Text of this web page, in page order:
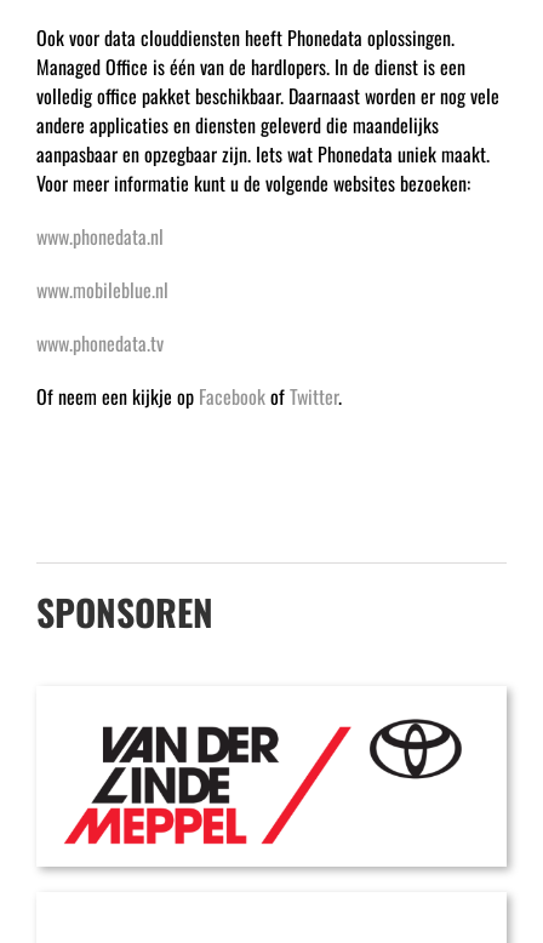
Ook voor data clouddiensten heeft Phonedata oplossingen.
Managed Office is één van de hardlopers. In de dienst is een
volledig office pakket beschikbaar. Daarnaast worden er nog vele
andere applicaties en diensten geleverd die maandelijks
aanpasbaar en opzegbaar zijn. Iets wat Phonedata uniek maakt.
Voor meer informatie kunt u de volgende websites bezoeken:
www.phonedata.nl
www.mobileblue.nl
www.phonedata.tv
Of neem een kijkje op FacebookofTwitter.
SPONSOREN